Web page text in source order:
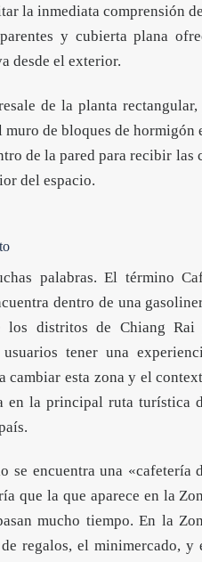
la inmediata comprensión
y cubierta plana
desde el exterior.
de la planta
de bloques de
de la pared para recibir
del espacio.
palabras. El término
dentro de una
los distritos de Chiang Rai
tener una
cambiar esta zona y el
en la principal ruta turística
se encuentra una «cafetería
que la que aparece en la
mucho tiempo. En la
regalos, el minimercado, y